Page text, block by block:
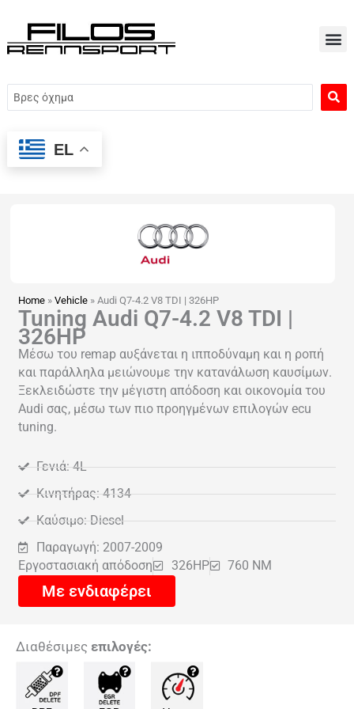
περιεχόμενο
Search
...
EL
Home »Vehicle »Audi Q7-4.2 V8 TDI | 326HP
Tuning Audi Q7-4.2 V8 TDI |
326HP
Μέσω του remap αυξάνεται η ιπποδύναμη και η ροπή
και παράλληλα μειώνουμε την κατανάλωση καυσίμων.
Ξεκλειδώστε την μέγιστη απόδοση και οικονομία του
Audi σας, μέσω των πιο προηγμένων επιλογών ecu
tuning.
Γενιά: 4L
Κινητήρας: 4134
Καύσιμο: Diesel
Παραγωγή: 2007-2009
Εργοστασιακή απόδοση
326HP 760 NM
Με ενδιαφέρει
Διαθέσιμες επιλογές: